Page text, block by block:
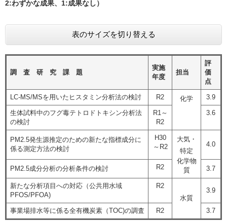
2:わずかな成果、1:成果なし）
表のサイズを切り替える
調 査 研 究 課 題
実施
年度
担当
評
価
点
LC-MS/MSを用いたヒスタミン分析法の検討 R2 化学 3.9
生体試料中のフグ毒テトロドトキシン分析法
の検討
R1～
R2
3.6
PM2.5発生源推定のための新たな指標成分に
係る測定方法の検討
H30
～R2
大気・
特定
化学物
質
4.0
PM2.5成分分析の分析条件の検討 R2 3.7
新たな分析項目への対応（公共用水域
PFOS/PFOA)
R2
水質
3.9
事業場排水等に係る全有機炭素（TOC)の調査 R2 3.7